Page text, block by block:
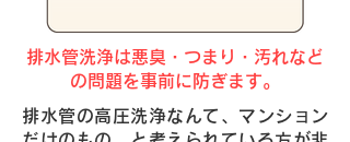
排水管洗浄は悪臭・つまり・汚れなど
の問題を事前に防ぎます。
排水管の高圧洗浄なんて、マンション